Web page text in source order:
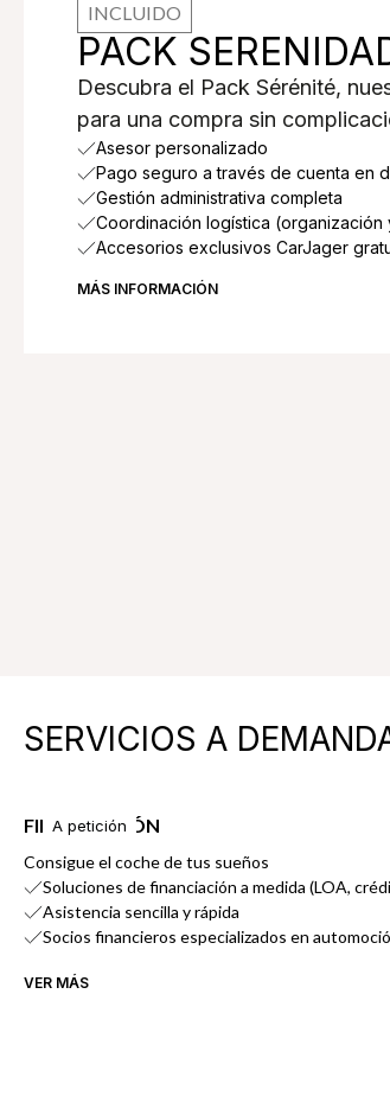
INCLUIDO
PACK
Descubra el Pack Sérénité,
para una compra sin
Asesor personalizado
Pago seguro a través de cuenta en
Gestión administrativa completa
Coordinación logística
Accesorios exclusivos CarJager
MÁS INFORMACIÓN
SERVICIOS A
A petición
FINANCIACIÓN
Consigue el coche de tus sueños
Soluciones de financiación a medida (LOA,
Asistencia sencilla y rápida
Socios financieros especializados en
VER MÁS